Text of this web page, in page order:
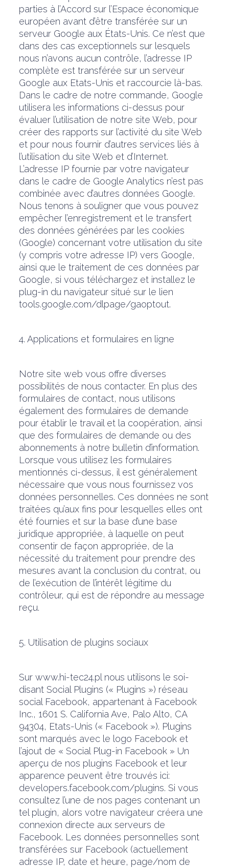
parties à l’Accord sur l’Espace économique
européen avant d’être transférée sur un
serveur Google aux États-Unis. Ce n’est que
dans des cas exceptionnels sur lesquels
nous n’avons aucun contrôle, l’adresse IP
complète est transférée sur un serveur
Google aux Etats-Unis et raccourcie là-bas.
Dans le cadre de notre commande, Google
utilisera les informations ci-dessus pour
évaluer l’utilisation de notre site Web, pour
créer des rapports sur l’activité du site Web
et pour nous fournir d’autres services liés à
l’utilisation du site Web et d’Internet.
L’adresse IP fournie par votre navigateur
dans le cadre de Google Analytics n’est pas
combinée avec d’autres données Google.
Nous tenons à souligner que vous pouvez
empêcher l’enregistrement et le transfert
des données générées par les cookies
(Google) concernant votre utilisation du site
(y compris votre adresse IP) vers Google,
ainsi que le traitement de ces données par
Google, si vous téléchargez et installez le
plug-in du navigateur situé sur le lien
tools.google.com/dlpage/gaoptout.
4. Applications et formulaires en ligne
Notre site web vous offre diverses
possibilités de nous contacter. En plus des
formulaires de contact, nous utilisons
également des formulaires de demande
pour établir le travail et la coopération, ainsi
que des formulaires de demande ou des
abonnements à notre bulletin d’information.
Lorsque vous utilisez les formulaires
mentionnés ci-dessus, il est généralement
nécessaire que vous nous fournissez vos
données personnelles. Ces données ne sont
traitées qu’aux fins pour lesquelles elles ont
été fournies et sur la base d’une base
juridique appropriée, à laquelle on peut
consentir de façon appropriée, de la
nécessité du traitement pour prendre des
mesures avant la conclusion du contrat, ou
de l’exécution de l’intérêt légitime du
contrôleur, qui est de répondre au message
reçu.
5. Utilisation de plugins sociaux
Sur www.hi-tec24.pl nous utilisons le soi-
disant Social Plugins (« Plugins ») réseau
social Facebook, appartenant à Facebook
Inc., 1601 S. California Ave, Palo Alto, CA
94304, Etats-Unis (« Facebook »). Plugins
sont marqués avec le logo Facebook et
l’ajout de « Social Plug-in Facebook » Un
aperçu de nos plugins Facebook et leur
apparence peuvent être trouvés ici:
developers.facebook.com/plugins. Si vous
consultez l’une de nos pages contenant un
tel plugin, alors votre navigateur créera une
connexion directe aux serveurs de
Facebook. Les données personnelles sont
transférées sur Facebook (actuellement
adresse IP, date et heure, page/nom de